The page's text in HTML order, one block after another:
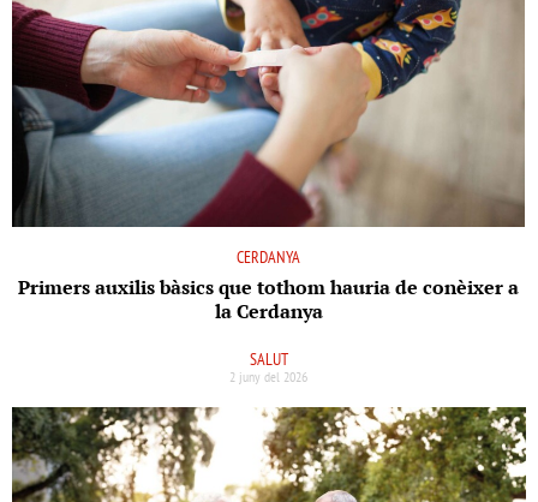
CERDANYA
Primers auxilis bàsics que tothom hauria de conèixer a
la Cerdanya
SALUT
2 juny del 2026